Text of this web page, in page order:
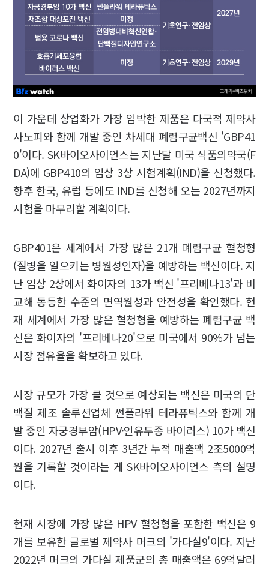
이 가운데 상업화가 가장 임박한 제품은 다국적 제약사
사노피와 함께 개발 중인 차세대 폐렴구균백신 'GBP41
0'이다. SK바이오사이언스는 지난달 미국 식품의약국(F
DA)에 GBP410의 임상 3상 시험계획(IND)을 신청했다.
향후 한국, 유럽 등에도 IND를 신청해 오는 2027년까지
시험을 마무리할 계획이다.
GBP401은 세계에서 가장 많은 21개 폐렴구균 혈청형
(질병을 일으키는 병원성인자)을 예방하는 백신이다. 지
난 임상 2상에서 화이자의 13가 백신 '프리베나13'과 비
교해 동등한 수준의 면역원성과 안전성을 확인했다. 현
재 세계에서 가장 많은 혈청형을 예방하는 폐렴구균 백
신은 화이자의 '프리베나20'으로 미국에서 90%가 넘는
시장 점유율을 확보하고 있다.
시장 규모가 가장 클 것으로 예상되는 백신은 미국의 단
백질 제조 솔루션업체 썬플라워 테라퓨틱스와 함께 개
발 중인 자궁경부암(HPV·인유두종 바이러스) 10가 백신
이다. 2027년 출시 이후 3년간 누적 매출액 2조5000억
원을 기록할 것이라는 게 SK바이오사이언스 측의 설명
이다.
현재 시장에 가장 많은 HPV 혈청형을 포함한 백신은 9
개를 보유한 글로벌 제약사 머크의 '가다실9'이다. 지난
2022년 머크의 가다실 제품군의 총 매출액은 69억달러